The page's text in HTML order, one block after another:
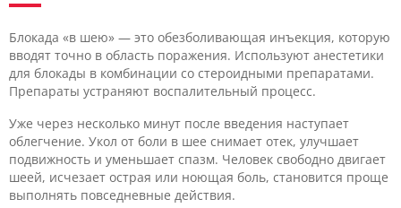
Блокада «в шею» — это обезболивающая инъекция, которую
вводят точно в область поражения. Используют анестетики
для блокады в комбинации со стероидными препаратами.
Препараты устраняют воспалительный процесс.
Уже через несколько минут после введения наступает
облегчение. Укол от боли в шее снимает отек, улучшает
подвижность и уменьшает спазм. Человек свободно двигает
шеей, исчезает острая или ноющая боль, становится проще
выполнять повседневные действия.